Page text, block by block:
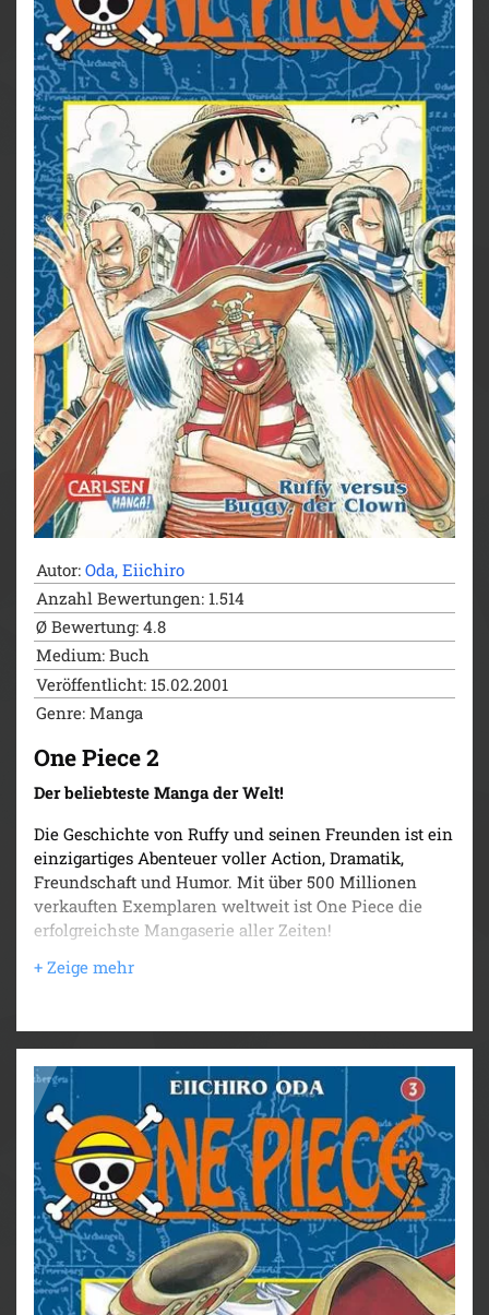
Abenteuer-Manga über einen Jungen und seinen
Traum, der König der Piraten zu werden
Die Serie gilt als noch nicht abgeschlossen
Für Fans von "Naruto", "Dragon Ball", "My Hero
Academia" und "Fairy Tail"
Ideal für Jungs, Mädchen und alle Geschlechter
ab 10 Jahren
Tolle Charaktere, dynamische Action und ein
packendes Abenteuer: Der Beginn von One Piece
Autor: Oda, Eiichiro
Anzahl Bewertungen: 1.514
Ø Bewertung: 4.8
Medium: Buch
Veröffentlicht: 15.02.2001
Genre: Manga
One Piece 2
Der beliebteste Manga der Welt!
Die Geschichte von Ruffy und seinen Freunden ist ein
einzigartiges Abenteuer voller Action, Dramatik,
Freundschaft und Humor. Mit über 500 Millionen
verkauften Exemplaren weltweit ist One Piece die
erfolgreichste Mangaserie aller Zeiten!
Auf der Suche nach einer geeigneten Mannschaft
Diebin Nami, die Piraten beklaut und Buggy, dem
Clown, einem berüchtigten Piraten, die Seekarte zur
Grand Line klauen will. Da Nami auch navigieren
kann, will Ruffy sie unbedingt im Team haben und
macht sich damit Buggy zum Feind...
Für Fans von Naruto, Dragon Ball, My Hero Academia
und Fairy Tail!
Weitere Infos:
- Anime-Serie bei Crunchyroll
- bisher 13 Anime-Kinofilme